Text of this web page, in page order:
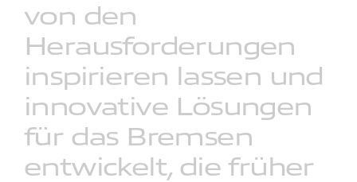
von den
Herausforderungen
inspirieren lassen und
innovative Lösungen
für das Bremsen
entwickelt, die früher